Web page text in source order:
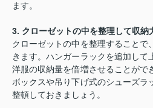
ます。
3. クローゼットの中を整理して収納
クローゼットの中を整理することで
きます。ハンガーラックを追加して
洋服の収納量を倍増させることがで
ボックスや吊り下げ式のシューズラ
整頓しておきましょう。